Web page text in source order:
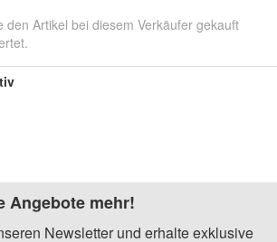
den Artikel bei diesem Verkäufer gekauft
Angebote mehr!
Newsletter und erhalte exklusive